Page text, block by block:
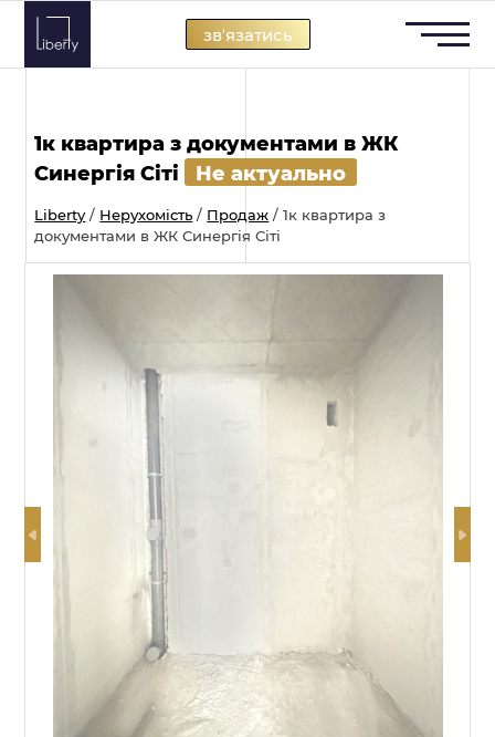
Skip
content
звʼязатись
1к квартира з документами в ЖК
Синергія Сіті
Не актуально
Liberty / Нерухомість / Продаж /1к квартира з
документами в ЖК Синергія Сіті